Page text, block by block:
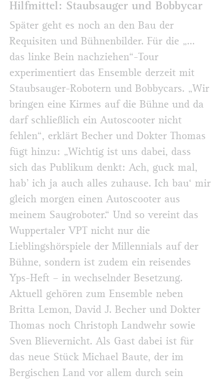
Hilfmittel: Staubsauger und Bobbycar
Später geht es noch an den Bau der
Requisiten und Bühnenbilder. Für die „…
das linke Bein nachziehen“-Tour
experimentiert das Ensemble derzeit mit
Staubsauger-Robotern und Bobbycars. „Wir
bringen eine Kirmes auf die Bühne und da
darf schließlich ein Autoscooter nicht
fehlen“, erklärt Becher und Dokter Thomas
fügt hinzu: „Wichtig ist uns dabei, dass
sich das Publikum denkt: Ach, guck mal,
hab’ ich ja auch alles zuhause. Ich bau‘ mir
gleich morgen einen Autoscooter aus
meinem Saugroboter.“ Und so vereint das
Wuppertaler VPT nicht nur die
Lieblingshörspiele der Millennials auf der
Bühne, sondern ist zudem ein reisendes
Yps-Heft – in wechselnder Besetzung.
Aktuell gehören zum Ensemble neben
Britta Lemon, David J. Becher und Dokter
Thomas noch Christoph Landwehr sowie
Sven Blievernicht. Als Gast dabei ist für
das neue Stück Michael Baute, der im
Bergischen Land vor allem durch sein